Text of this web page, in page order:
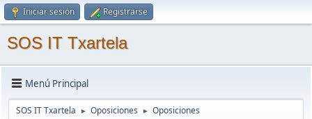
Iniciar sesión Registrarse
SOS IT Txartela
Menú Principal
SOS IT Txartela ► Oposiciones ► Oposiciones